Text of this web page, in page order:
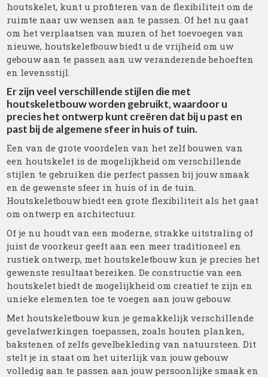
houtskelet, kunt u profiteren van de flexibiliteit om de
ruimte naar uw wensen aan te passen. Of het nu gaat
om het verplaatsen van muren of het toevoegen van
nieuwe, houtskeletbouw biedt u de vrijheid om uw
gebouw aan te passen aan uw veranderende behoeften
en levensstijl.
Er zijn veel verschillende stijlen die met
houtskeletbouw worden gebruikt, waardoor u
precies het ontwerp kunt creëren dat bij u past en
past bij de algemene sfeer in huis of tuin.
Een van de grote voordelen van het zelf bouwen van
een houtskelet is de mogelijkheid om verschillende
stijlen te gebruiken die perfect passen bij jouw smaak
en de gewenste sfeer in huis of in de tuin.
Houtskeletbouw biedt een grote flexibiliteit als het gaat
om ontwerp en architectuur.
Of je nu houdt van een moderne, strakke uitstraling of
juist de voorkeur geeft aan een meer traditioneel en
rustiek ontwerp, met houtskeletbouw kun je precies het
gewenste resultaat bereiken. De constructie van een
houtskelet biedt de mogelijkheid om creatief te zijn en
unieke elementen toe te voegen aan jouw gebouw.
Met houtskeletbouw kun je gemakkelijk verschillende
gevelafwerkingen toepassen, zoals houten planken,
bakstenen of zelfs gevelbekleding van natuursteen. Dit
stelt je in staat om het uiterlijk van jouw gebouw
volledig aan te passen aan jouw persoonlijke smaak en